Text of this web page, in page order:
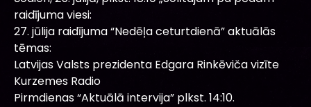
raidījuma viesi:
27. jūlija raidījuma “Nedēļa ceturtdienā” aktuālās
tēmas:
Latvijas Valsts prezidenta Edgara Rinkēviča vizīte
Kurzemes Radio
Pirmdienas “Aktuālā intervija” plkst. 14:10.